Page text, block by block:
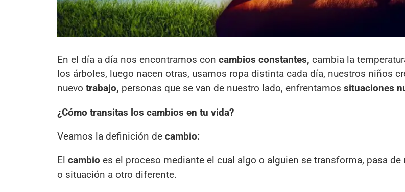
En el día a día nos encontramos con cambios constantes, cambia la
los árboles, luego nacen otras, usamos ropa distinta cada día, nuestros niños
nuevo trabajo, personas que se van de nuestro lado, enfrentamos situaciones
¿Cómo transitas los cambios en tu vida?
Veamos la definición de cambio:
El cambio es el proceso mediante el cual algo o alguien se transforma, pasa
o situación a otro diferente.